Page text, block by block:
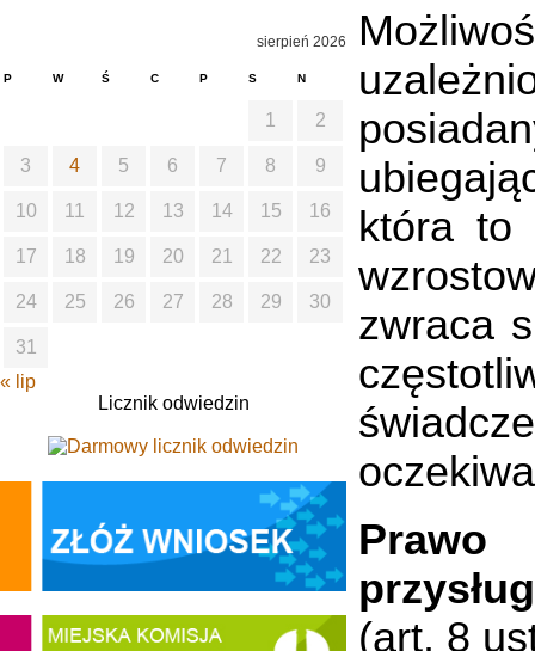
która to
zwraca
Prawo
(art. 8
sierpień 2026
P W Ś C P S N
1 2
3 4 5 6 7 8 9
10 11 12 13 14 15 16
17 18 19 20 21 22 23
24 25 26 27 28 29 30
31
« lip
Licznik odwiedzin